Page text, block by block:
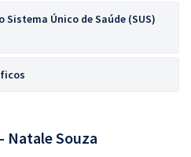
Sistema Único de Saúde (SUS)
Natale Souza